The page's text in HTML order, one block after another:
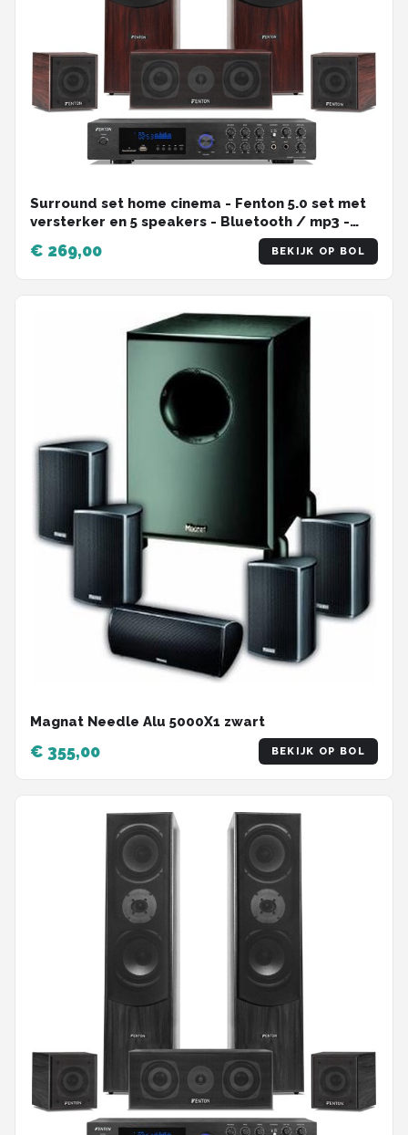
Surround set home cinema - Fenton 5.0 set met
versterker en 5 speakers - Bluetooth / mp3 -
€ 269,00 BEKIJK OP BOL
Magnat Needle Alu 5000X1 zwart
€ 355,00 BEKIJK OP BOL